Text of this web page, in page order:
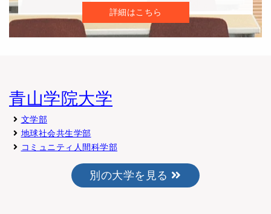
詳細はこちら
青山学院大学
文学部
地球社会共生学部
コミュニティ人間科学部
別の大学を見る